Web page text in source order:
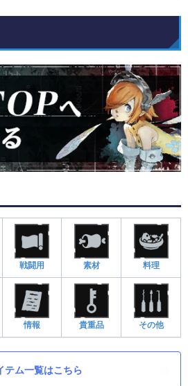
戦闘用 素材 料理
情報 貴重品 その他
テム一覧はこちら